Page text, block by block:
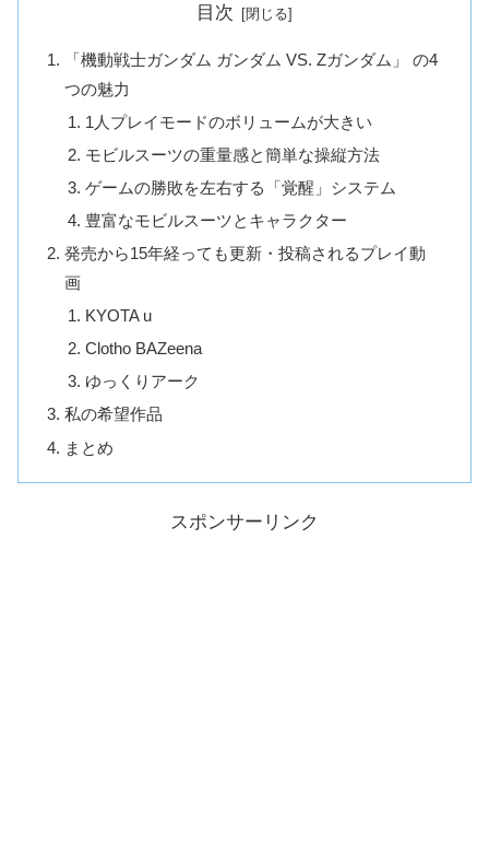
目次
「機動戦士ガンダム ガンダム VS. Zガンダム」 の4
つの魅力
1人プレイモードのボリュームが大きい
モビルスーツの重量感と簡単な操縦方法
ゲームの勝敗を左右する「覚醒」システム
豊富なモビルスーツとキャラクター
発売から15年経っても更新・投稿されるプレイ動
画
KYOTA u
Clotho BAZeena
ゆっくりアーク
私の希望作品
まとめ
スポンサーリンク